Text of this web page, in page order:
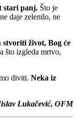
stari panj. Što je
daje zelenilo, ne
stvoriti život, Bog će
što izgleda mrtvo,
diviti. Neka iz
Lukačević, OFM